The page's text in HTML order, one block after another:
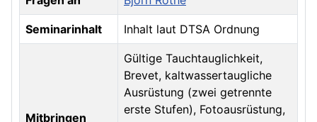
Seminarinhalt Inhalt laut DTSA Ordnung
Mitbringen
Gültige Tauchtauglichkeit,
Brevet, kaltwassertaugliche
Ausrüstung (zwei getrennte
erste Stufen), Fotoausrüstung,